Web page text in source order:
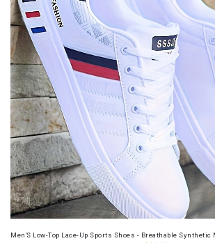
Men'S Low-Top Lace-Up Sports Shoes - Breathable